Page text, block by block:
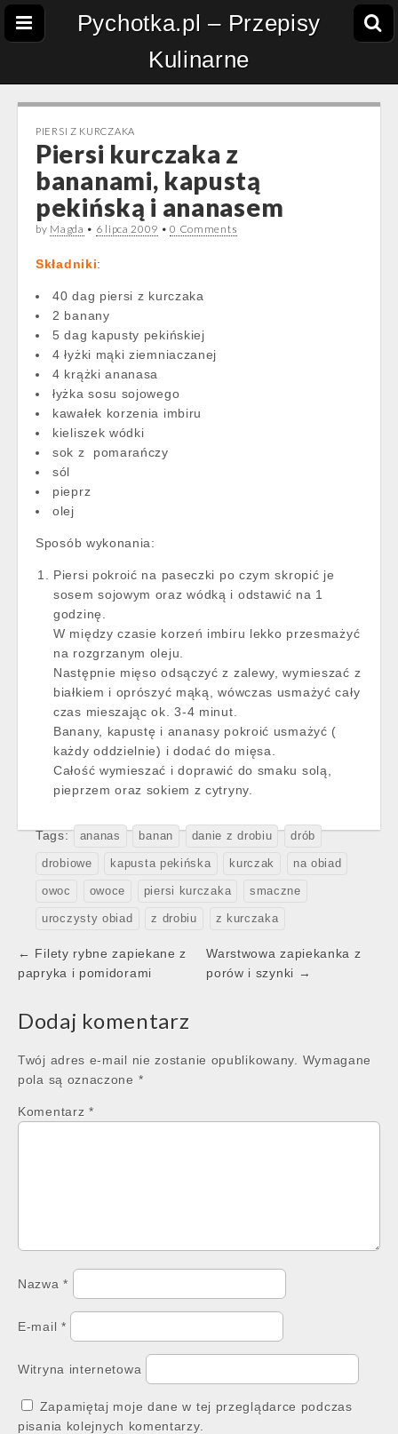
Pychotka.pl – Przepisy
Kulinarne
PIERSI Z KURCZAKA
Piersi kurczaka z
bananami, kapustą
pekińską i ananasem
by Magda • 6 lipca 2009 •0 Comments
Składniki:
40 dag piersi z kurczaka
2 banany
5 dag kapusty pekińskiej
4 łyżki mąki ziemniaczanej
4 krążki ananasa
łyżka sosu sojowego
kawałek korzenia imbiru
kieliszek wódki
sok z pomarańczy
sól
pieprz
olej
Sposób wykonania:
Piersi pokroić na paseczki po czym skropić je
sosem sojowym oraz wódką i odstawić na 1
godzinę.
W między czasie korzeń imbiru lekko przesmażyć
na rozgrzanym oleju.
Następnie mięso odsączyć z zalewy, wymieszać z
białkiem i oprószyć mąką, wówczas usmażyć cały
czas mieszając ok. 3-4 minut.
Banany, kapustę i ananasy pokroić usmażyć (
każdy oddzielnie) i dodać do mięsa.
Całość wymieszać i doprawić do smaku solą,
pieprzem oraz sokiem z cytryny.
Tags: ananas banan danie z drobiu drób
drobiowe kapusta pekińska kurczak na obiad
owoc owoce piersi kurczaka smaczne
uroczysty obiad z drobiu z kurczaka
Post
navigation
← Filety rybne zapiekane z
papryka i pomidorami
Warstwowa zapiekanka z
porów i szynki →
Dodaj komentarz
Twój adres e-mail nie zostanie opublikowany.
Wymagane
pola są oznaczone *
Komentarz *
Nazwa*
E-mail *
Witryna internetowa
Zapamiętaj moje dane w tej przeglądarce podczas
pisania kolejnych komentarzy.